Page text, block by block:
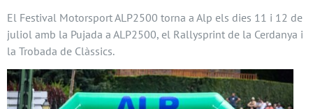
El Festival Motorsport ALP2500 torna a Alp els dies 11 i 12 de
juliol amb la Pujada a ALP2500, el Rallysprint de la Cerdanya i
la Trobada de Clàssics.